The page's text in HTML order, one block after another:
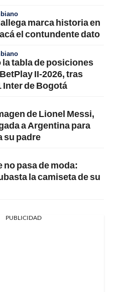
marca historia en
el contundente dato
la tabla de posiciones
II-2026, tras
Inter de Bogotá
de Lionel Messi,
a Argentina para
su padre
no pasa de moda:
la camiseta de su
PUBLICIDAD